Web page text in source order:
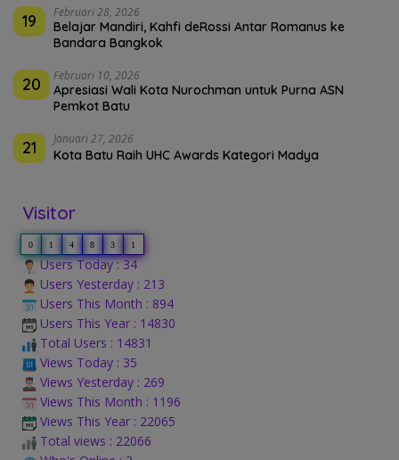
19 Februari 28, 2026
Belajar Mandiri, Kahfi deRossi Antar Romanus ke
Bandara Bangkok
20 Februari 10, 2026
Apresiasi Wali Kota Nurochman untuk Purna ASN
Pemkot Batu
21 Januari 27, 2026
Kota Batu Raih UHC Awards Kategori Madya
Visitor
0 1 4 8 3 1
Users Today : 34
Users Yesterday : 213
Users This Month : 894
Users This Year : 14830
Total Users : 14831
Views Today : 35
Views Yesterday : 269
Views This Month : 1196
Views This Year : 22065
Total views : 22066